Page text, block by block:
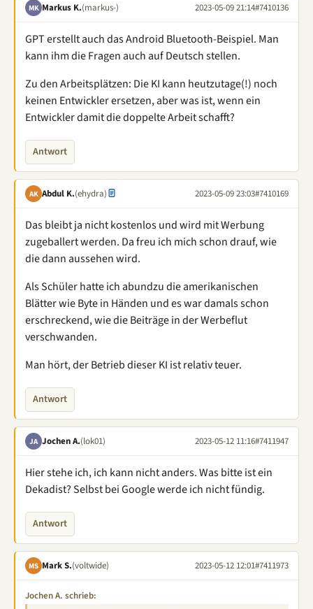
MK Markus K.(markus-) 2023-05-09 21:14#7410136
GPT erstellt auch das Android Bluetooth-Beispiel. Man
kann ihm die Fragen auch auf Deutsch stellen.
Zu den Arbeitsplätzen: Die KI kann heutzutage(!) noch
keinen Entwickler ersetzen, aber was ist, wenn ein
Entwickler damit die doppelte Arbeit schafft?
Antwort
AK Abdul K.(ehydra) 2023-05-09 23:03#7410169
Das bleibt ja nicht kostenlos und wird mit Werbung
zugeballert werden. Da freu ich mich schon drauf, wie
die dann aussehen wird.
Als Schüler hatte ich abundzu die amerikanischen
Blätter wie Byte in Händen und es war damals schon
erschreckend, wie die Beiträge in der Werbeflut
verschwanden.
Man hört, der Betrieb dieser KI ist relativ teuer.
Antwort
JA Jochen A.(lok01) 2023-05-12 11:16#7411947
Hier stehe ich, ich kann nicht anders. Was bitte ist ein
Dekadist? Selbst bei Google werde ich nicht fündig.
Antwort
MS Mark S.(voltwide) 2023-05-12 12:01#7411973
Jochen A. schrieb: